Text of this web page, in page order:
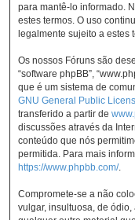
para mantê-lo informado.
estes termos. O uso
legalmente sujeito a estes
Os nossos Fóruns são
“software phpBB”,
que é um sistema de
GNU General Public
transferido a partir de
discussões através da
conteúdo que nós
permitida. Para mais
https://www.phpbb.com/.
Compromete-se a não
vulgar, insultuosa, de